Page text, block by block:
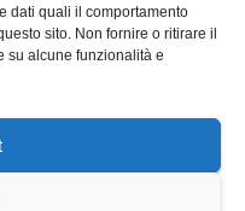
dati quali il comportamento
sito. Non fornire o ritirare il
su alcune funzionalità e
Newspaperex di